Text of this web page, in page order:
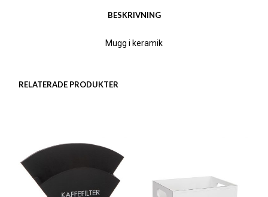
BESKRIVNING
Mugg i keramik
RELATERADE PRODUKTER